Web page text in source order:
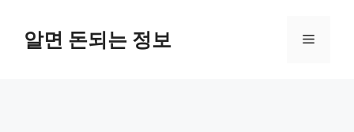
알면 돈되는 정보 메